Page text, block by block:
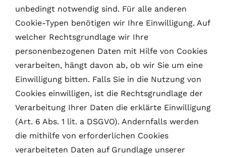
unbedingt notwendig sind. Für alle anderen
Cookie-Typen benötigen wir Ihre Einwilligung. Auf
welcher Rechtsgrundlage wir Ihre
personenbezogenen Daten mit Hilfe von Cookies
verarbeiten, hängt davon ab, ob wir Sie um eine
Einwilligung bitten. Falls Sie in die Nutzung von
Cookies einwilligen, ist die Rechtsgrundlage der
Verarbeitung Ihrer Daten die erklärte Einwilligung
(Art. 6 Abs. 1 lit. a DSGVO). Andernfalls werden
die mithilfe von erforderlichen Cookies
verarbeiteten Daten auf Grundlage unserer